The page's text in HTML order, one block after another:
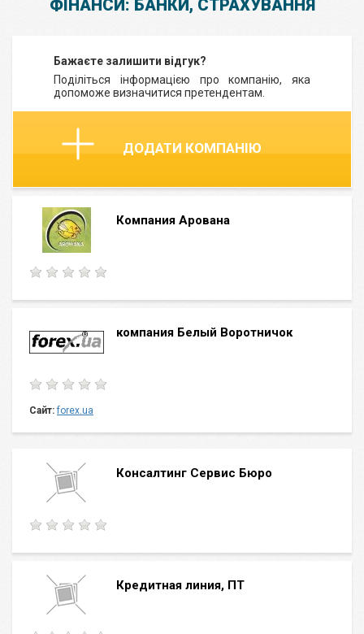
ФІНАНСИ: БАНКИ, СТРАХУВАННЯ
Бажаєте залишити відгук?
Поділіться інформацією про компанію, яка
допоможе визначитися претендентам.
ДОДАТИ КОМПАНІЮ
Компания Арована
компания Белый Воротничок
Сайт: forex.ua
Консалтинг Сервис Бюро
Кредитная линия, ПТ